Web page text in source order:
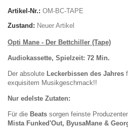
Artikel-Nr.: OM-BC-TAPE
Zustand: Neuer Artikel
Opti Mane - Der Bettchiller (Tape)
Audiokassette, Spielzeit: 72 Min.
Der absolute Leckerbissen des Jahres
exquisitem Musikgeschmack!!
Nur edelste Zutaten:
Für die Beats sorgen feinste
Mista Funked'Out, ByusaMane &